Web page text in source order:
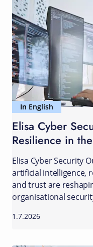
In English
Elisa Cyber
Resilience in
Elisa Cyber Security
artificial intelligence,
and trust are
organisational
1.7.2026